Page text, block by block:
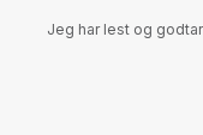
Jeg har lest og godtar